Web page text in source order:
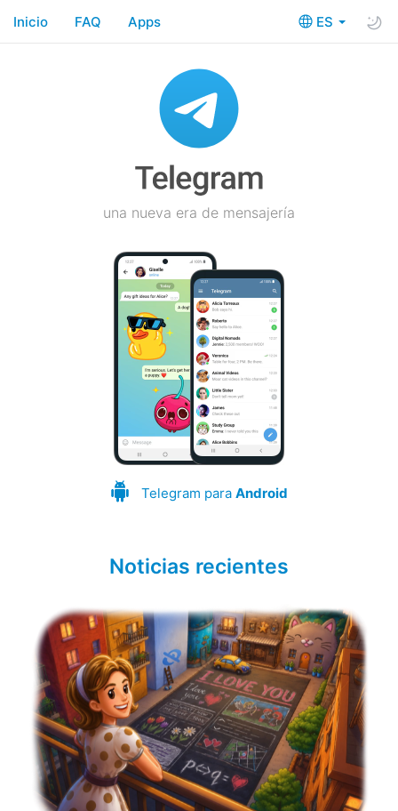
ES
Inicio FAQ Apps
una nueva era de mensajería
Telegram para Android
Noticias recientes